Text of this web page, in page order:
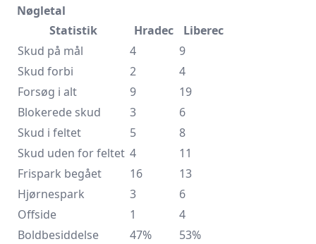
Nøgletal
Statistik
Hradec
Liberec
Skud på mål
4
9
Skud forbi
2
4
Forsøg i alt
9
19
Blokerede skud
3
6
Skud i feltet
5
8
Skud uden for feltet 4
11
Frispark begået
16
13
Hjørnespark
3
6
Offside
1
4
Boldbesiddelse
47%
53%